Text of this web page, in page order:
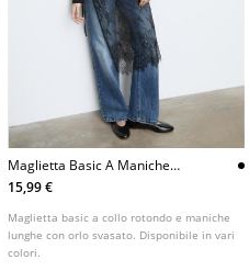
Maglietta Basic A Maniche
Svasate
15,99 €
Maglietta basic a collo rotondo e maniche
lunghe con orlo svasato. Disponibile in vari
colori.